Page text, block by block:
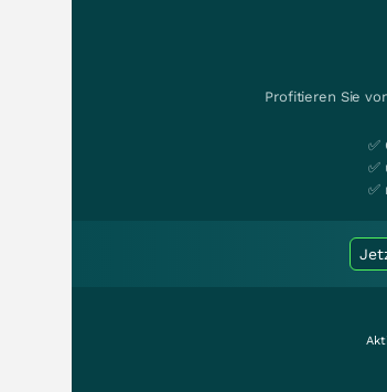
Profitieren Sie
✅
✅
✅